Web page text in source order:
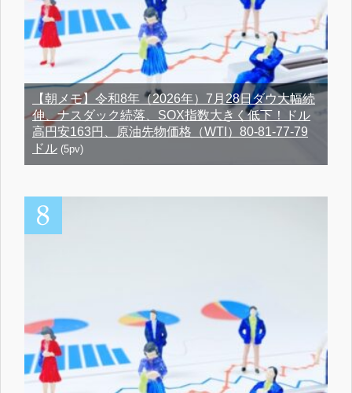
【朝メモ】令和8年（2026年）7月28日ダウ大幅続
伸、ナスダック続落、SOX指数大きく低下！ドル
高円安163円、原油先物価格（WTI）80-81-77-79
ドル (5pv)